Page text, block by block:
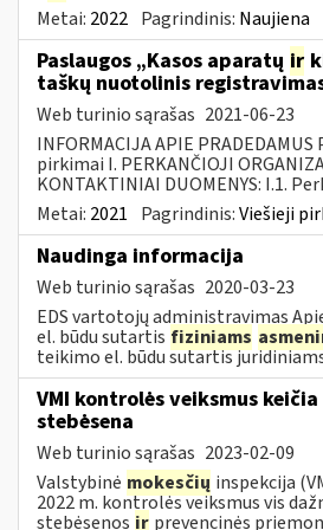
Metai: 2022 Pagrindinis: Naujiena
Paslaugos „Kasos aparatų ir
taškų nuotolinis
Web turinio sąrašas 2021-06-23
INFORMACIJA APIE
pirkimai I. PERKANČIOJI
KONTAKTINIAI DUOMENYS: I.1.
Metai: 2021 Pagrindinis:Viešieji
Naudinga informacija
Web turinio sąrašas 2020-03-23
EDS vartotojų administravimas
el. būdu sutartis fiziniams
teikimo el. būdu sutartis
VMI kontrolės veiksmus
stebėsena
Web turinio sąrašas 2023-02-09
Valstybinė mokesčių inspekcija
2022 m. kontrolės veiksmus vis
stebėsenos ir prevencinės